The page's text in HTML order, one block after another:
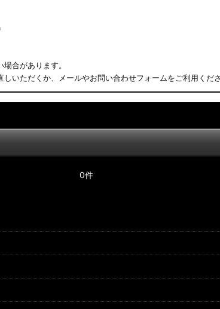
合があります。
いただくか、メールやお問い合わせフォームをご利用くださ
0件